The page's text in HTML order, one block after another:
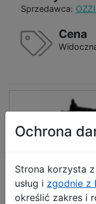
Sprzedawca:
Cena
Ochrona
Strona korzysta
usług i zgodnie z
określić zakres i